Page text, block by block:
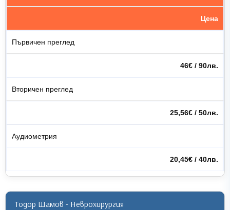
Цена
Първичен преглед
46€ / 90лв.
Вторичен преглед
25,56€ / 50лв.
Аудиометрия
20,45€ / 40лв.
Тодор Шамов - Неврохирургия